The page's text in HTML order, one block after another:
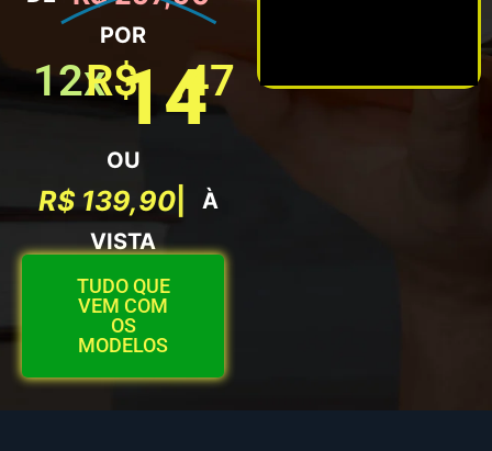
POR
12xR$14
,47
OU
R$ 139,90
À
VISTA
TUDO QUE
VEM COM
OS
MODELOS